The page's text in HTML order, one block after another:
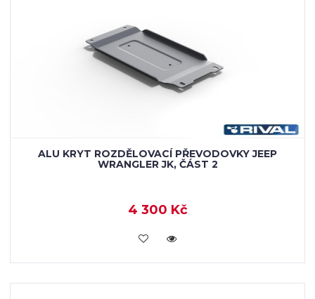
ALU KRYT ROZDĚLOVACÍ PŘEVODOVKY JEEP
WRANGLER JK, ČÁST 2
4 300 Kč
KOUPIT